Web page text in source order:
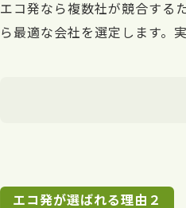
エコ発なら複数社が競合する
ら最適な会社を選定します。
エコ発が選ばれる理由２